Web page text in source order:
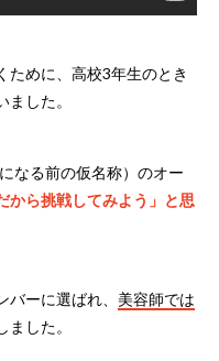
ために、高校3年生のとき
ました。
になる前の仮名称）のオー
から挑戦してみよう」と思
ーに選ばれ、 美容師では
ました。